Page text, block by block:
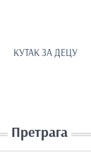
КУТАК ЗА ДЕЦУ
Претрага